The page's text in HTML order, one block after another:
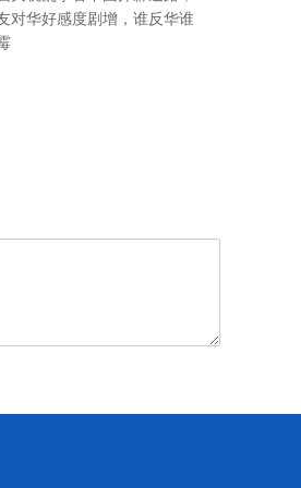
对华好感度剧增，谁反华谁